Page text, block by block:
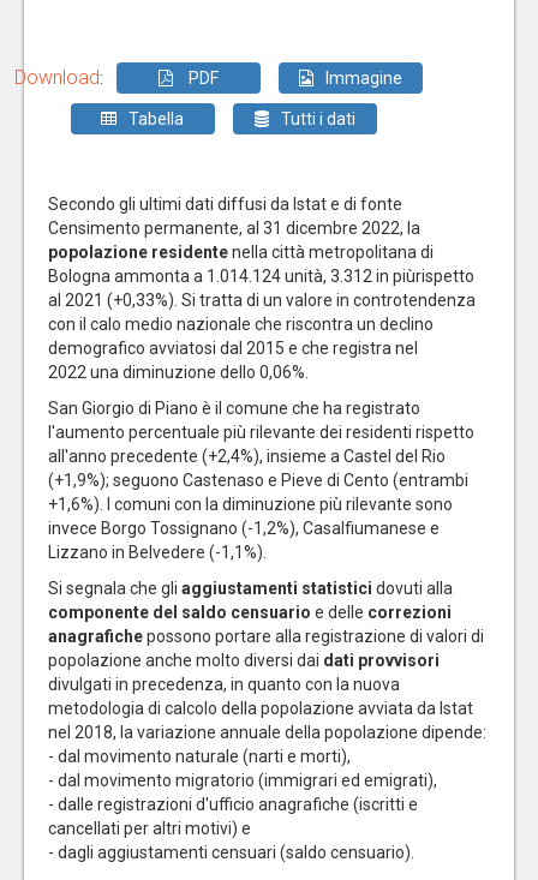
Download: PDF Immagine
Tabella Tutti i dati
Secondo gli ultimi dati diffusi da Istat e di fonte
Censimento permanente, al 31 dicembre 2022, la
popolazione residentenella città metropolitana di
Bologna ammonta a 1.014.124 unità, 3.312 in piùrispetto
al 2021 (+0,33%). Si tratta di un valore in controtendenza
con il calo medio nazionale che riscontra un declino
demografico avviatosi dal 2015 e che registra nel
2022 una diminuzione dello 0,06%.
San Giorgio di Piano è il comune che ha registrato
l'aumento percentuale più rilevante dei residenti rispetto
all'anno precedente (+2,4%), insieme a Castel del Rio
(+1,9%); seguono Castenaso e Pieve di Cento (entrambi
+1,6%). I comuni con la diminuzione più rilevante sono
invece Borgo Tossignano (-1,2%), Casalfiumanese e
Lizzano in Belvedere (-1,1%).
Si segnala che gli aggiustamenti statistici dovuti alla
componente del saldo censuario e delle correzioni
anagrafichepossono portare alla registrazione di valori di
popolazione anche molto diversi dai dati provvisori
divulgati in precedenza, in quanto con la nuova
metodologia di calcolo della popolazione avviata da Istat
nel 2018, la variazione annuale della popolazione dipende:
- dal movimento naturale (narti e morti),
- dal movimento migratorio (immigrari ed emigrati),
- dalle registrazioni d'ufficio anagrafiche (iscritti e
cancellati per altri motivi) e
- dagli aggiustamenti censuari (saldo censuario).